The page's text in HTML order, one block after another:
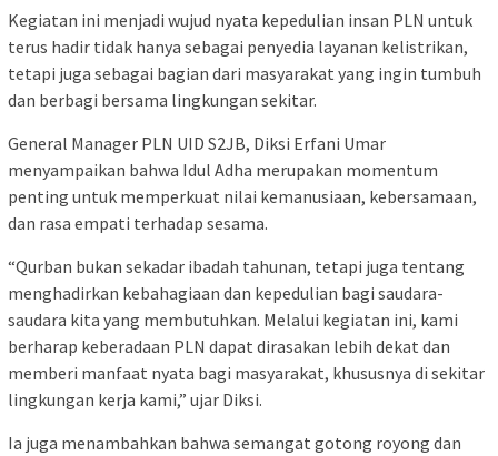
Kegiatan ini menjadi wujud nyata kepedulian insan PLN untuk
terus hadir tidak hanya sebagai penyedia layanan kelistrikan,
tetapi juga sebagai bagian dari masyarakat yang ingin tumbuh
dan berbagi bersama lingkungan sekitar.
General Manager PLN UID S2JB, Diksi Erfani Umar
menyampaikan bahwa Idul Adha merupakan momentum
penting untuk memperkuat nilai kemanusiaan, kebersamaan,
dan rasa empati terhadap sesama.
“Qurban bukan sekadar ibadah tahunan, tetapi juga tentang
menghadirkan kebahagiaan dan kepedulian bagi saudara-
saudara kita yang membutuhkan. Melalui kegiatan ini, kami
berharap keberadaan PLN dapat dirasakan lebih dekat dan
memberi manfaat nyata bagi masyarakat, khususnya di sekitar
lingkungan kerja kami,” ujar Diksi.
Ia juga menambahkan bahwa semangat gotong royong dan